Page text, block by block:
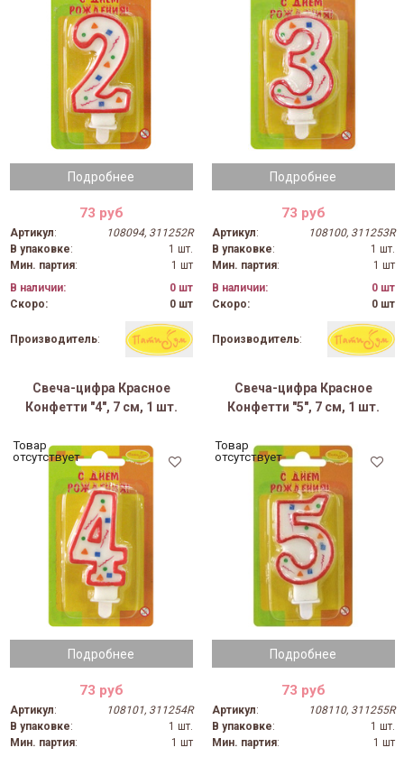
Подробнее
73 руб
Артикул:
108094, 311252R
В упаковке:
1 шт.
Мин. партия:
1 шт
В наличии:
0 шт
Скоро:
0 шт
Производитель:
Подробнее
73 руб
Артикул:
108100, 311253R
В упаковке:
1 шт.
Мин. партия:
1 шт
В наличии:
0 шт
Скоро:
0 шт
Производитель:
Свеча-цифра Красное
Конфетти "4", 7 см, 1 шт.
Подробнее
Товар
отсутствует
73 руб
Артикул:
108101, 311254R
В упаковке:
1 шт.
Мин. партия:
1 шт
Свеча-цифра Красное
Конфетти "5", 7 см, 1 шт.
Подробнее
Товар
отсутствует
73 руб
Артикул:
108110, 311255R
В упаковке:
1 шт.
Мин. партия:
1 шт